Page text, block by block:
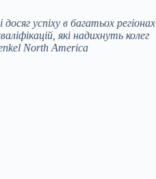
успіху в багатьох регіонах
які надихнуть колег
North America